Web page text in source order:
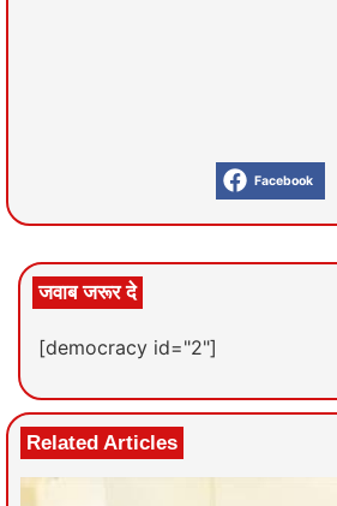
Facebook
जवाब जरूर दे
[democracy id="2"]
Related Articles